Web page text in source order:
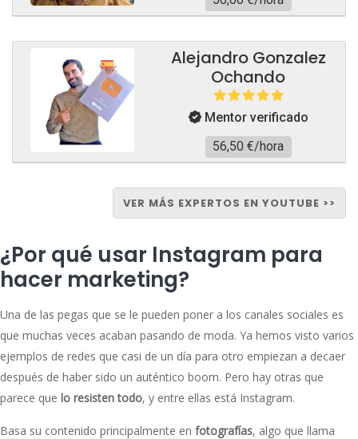
Alejandro Gonzalez
Ochando
Mentor verificado
56,50 €/hora
VER MÁS EXPERTOS EN YOUTUBE >>
¿Por qué usar Instagram para
hacer marketing?
Una de las pegas que se le pueden poner a los canales sociales es
que muchas veces acaban pasando de moda. Ya hemos visto varios
ejemplos de redes que casi de un día para otro empiezan a decaer
después de haber sido un auténtico boom. Pero hay otras que
parece que lo resisten todo, y entre ellas está Instagram.
Basa su contenido principalmente en fotografías, algo que llama